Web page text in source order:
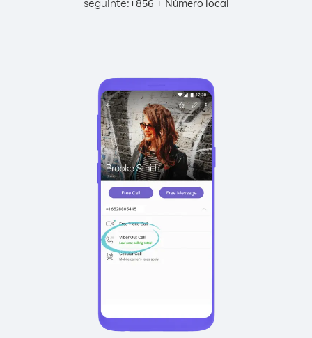
seguinte:+856 + Número local